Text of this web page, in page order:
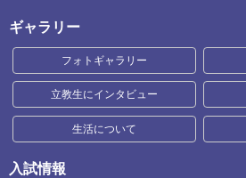
ギャラリー
フォトギャラリー
立教生にインタビュー
生活について
入試情報